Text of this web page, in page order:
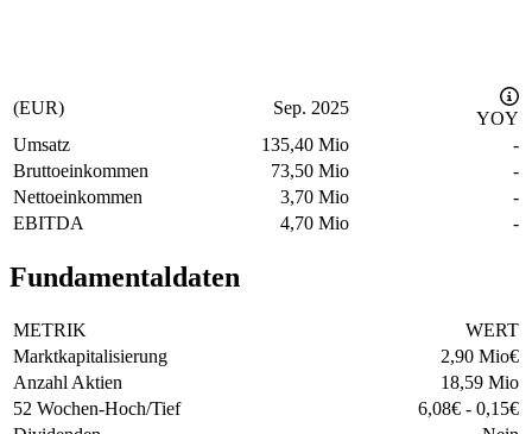
(EUR) Sep. 2025
YOY
Umsatz
135,40 Mio
-
Bruttoeinkommen
73,50 Mio
-
Nettoeinkommen
3,70 Mio
-
EBITDA
4,70 Mio -
Fundamentaldaten
METRIK
WERT
Marktkapitalisierung
2,90 Mio€
Anzahl Aktien
18,59 Mio
52 Wochen-Hoch/Tief
6,08€ - 0,15€